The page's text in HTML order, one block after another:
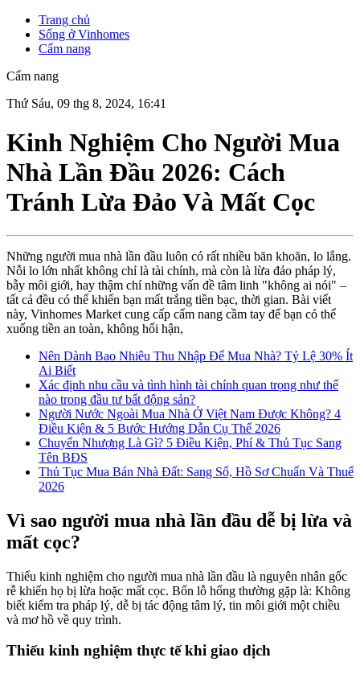
Trang chủ
Sống ở Vinhomes
Cẩm nang
Cẩm nang
Thứ Sáu, 09 thg 8, 2024, 16:41
Kinh Nghiệm Cho Người Mua
Nhà Lần Đầu 2026: Cách
Tránh Lừa Đảo Và Mất Cọc
Những người mua nhà lần đầu luôn có rất nhiều băn khoăn, lo lắng.
Nỗi lo lớn nhất không chỉ là tài chính, mà còn là lừa đảo pháp lý,
bẫy môi giới, hay thậm chí những vấn đề tâm linh "không ai nói" –
tất cả đều có thể khiến bạn mất trắng tiền bạc, thời gian. Bài viết
này, Vinhomes Market cung cấp cẩm nang cầm tay để bạn có thể
xuống tiền an toàn, không hối hận,
Nên Dành Bao Nhiêu Thu Nhập Để Mua Nhà? Tỷ Lệ 30% Ít
Ai Biết
Xác định nhu cầu và tình hình tài chính quan trọng như thế
nào trong đầu tư bất động sản?
Người Nước Ngoài Mua Nhà Ở Việt Nam Được Không? 4
Điều Kiện & 5 Bước Hướng Dẫn Cụ Thể 2026
Chuyển Nhượng Là Gì? 5 Điều Kiện, Phí & Thủ Tục Sang
Tên BĐS
Thủ Tục Mua Bán Nhà Đất: Sang Sổ, Hồ Sơ Chuẩn Và Thuế
2026
Vì sao người mua nhà lần đầu dễ bị lừa và
mất cọc?
Thiếu kinh nghiệm cho người mua nhà lần đầu là nguyên nhân gốc
rễ khiến họ bị lừa hoặc mất cọc. Bốn lỗ hổng thường gặp là: Không
biết kiểm tra pháp lý, dễ bị tác động tâm lý, tin môi giới một chiều
và mơ hồ về quy trình.
Thiếu kinh nghiệm thực tế khi giao dịch